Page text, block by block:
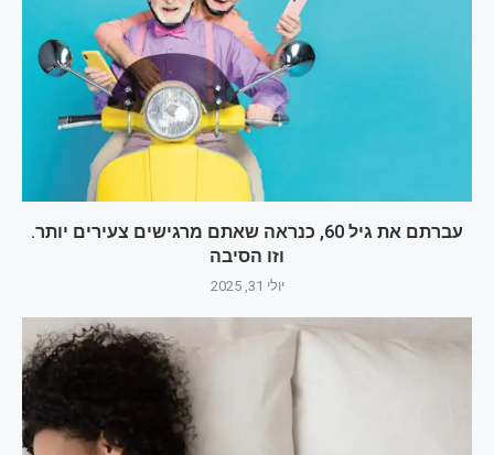
עברתם את גיל 60, כנראה שאתם מרגישים צעירים יותר.
וזו הסיבה
יולי 31, 2025